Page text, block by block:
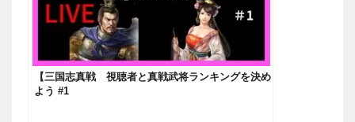
【三国志真戦 視聴者と真戦武将ランキングを決め
よう #1